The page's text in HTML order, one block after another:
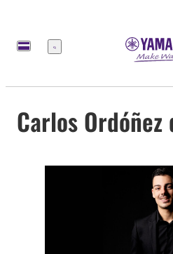
Menú
Carlos Ordóñez